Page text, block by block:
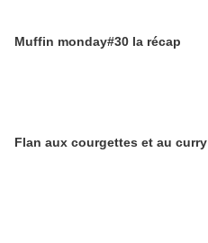
Muffin monday#30 la récap
Flan aux courgettes et au curry